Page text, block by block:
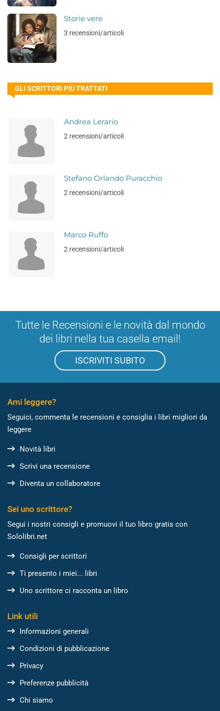
Storie vere
3 recensioni/articoli
GLI SCRITTORI PIÙ TRATTATI
Andrea Lerario
2 recensioni/articoli
Stefano Orlando Puracchio
2 recensioni/articoli
Marco Ruffo
2 recensioni/articoli
Tutte le Recensioni e le novità dal mondo
dei libri nella tua casella email!
ISCRIVITI SUBITO
Ami leggere?
Seguici, commenta le recensioni e consiglia i libri migliori da
leggere
Novità libri
Scrivi una recensione
Diventa un collaboratore
Sei uno scrittore?
Segui i nostri consigli e promuovi il tuo libro gratis con
Sololibri.net
Consigli per scrittori
Ti presento i miei... libri
Uno scrittore ci racconta un libro
Link utili
Informazioni generali
Condizioni di pubblicazione
Privacy
Preferenze pubblicità
Chi siamo